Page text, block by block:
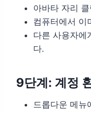
아바타 자리
컴퓨터에서 이
다른 사용자에
다.
9단계: 계정
드롭다운 메뉴